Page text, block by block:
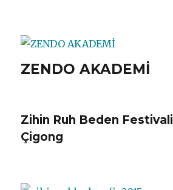
ZENDO AKADEMİ
Zihin Ruh Beden Festivali
Çigong